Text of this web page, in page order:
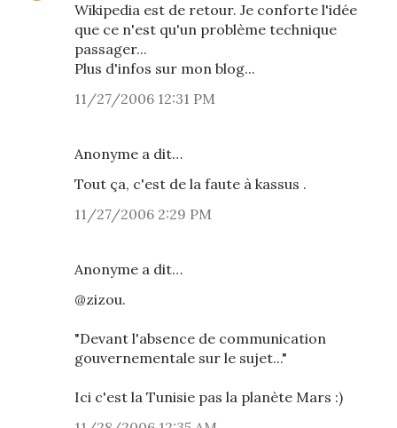
Wikipedia est de retour. Je conforte l'idée
que ce n'est qu'un problème technique
passager...
Plus d'infos sur mon blog...
11/27/2006 12:31 PM
Anonyme a dit…
Tout ça, c'est de la faute à kassus .
11/27/2006 2:29 PM
Anonyme a dit…
@zizou.
"Devant l'absence de communication
gouvernementale sur le sujet..."
Ici c'est la Tunisie pas la planète Mars :)